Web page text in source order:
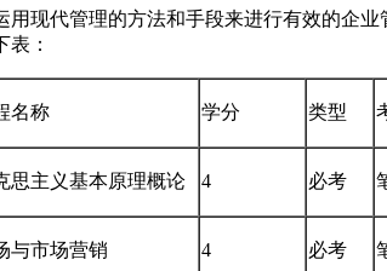
现代管理的方法和手段来进行有效的企
：
名称 学分 类型
思主义基本原理概论 4 必考
与市场营销 4 必考